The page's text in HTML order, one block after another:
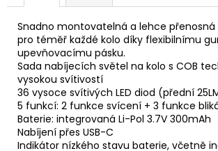
Snadno montovatelná a lehce přenosná
pro téměř každé kolo díky flexibilnímu
upevňovacímu pásku.
Sada nabíjecích světel na kolo s COB
vysokou svítivostí
36 vysoce svítivých LED diod (přední
5 funkcí: 2 funkce svícení + 3 funkce
Baterie: integrovaná Li-Pol 3.7V 300mAh
Nabíjení přes USB-C
Indikátor nízkého stavu baterie, včetně
j
e
m
e